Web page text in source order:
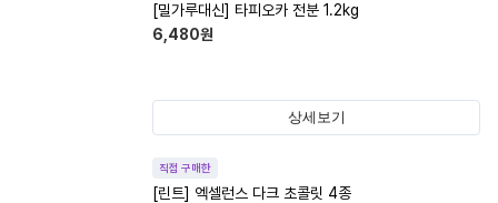
[밀가루대신] 타피오카 전분 1.2kg
6,480원
상세보기
직접 구매한
[린트] 엑셀런스 다크 초콜릿 4종